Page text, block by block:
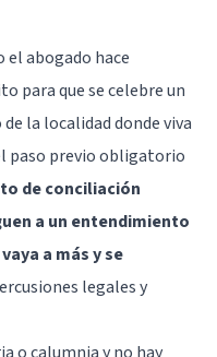
el abogado hace
para que se celebre un
la localidad donde viva
paso previo obligatorio
de conciliación
a un entendimiento
a más y se
legales y